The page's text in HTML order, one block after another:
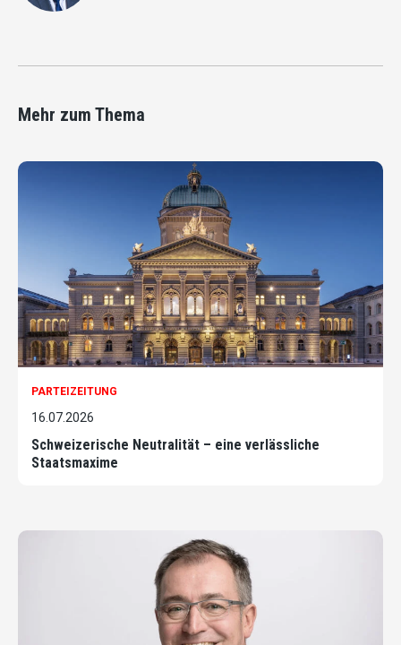
Mehr zum Thema
PARTEIZEITUNG
16.07.2026
Schweizerische Neutralität – eine verlässliche
Staatsmaxime